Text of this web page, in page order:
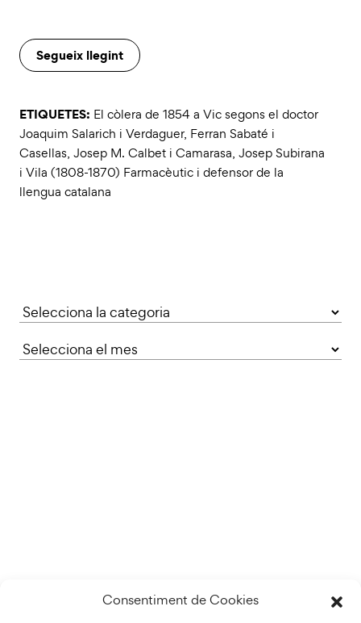
Consentiment de Cookies
Segueix llegint
ETIQUETES: El còlera de 1854 a Vic segons el doctor
Joaquim Salarich i Verdaguer, Ferran Sabaté i
Casellas, Josep M. Calbet i Camarasa, Josep Subirana
i Vila (1808-1870) Farmacèutic i defensor de la
llengua catalana
Categories